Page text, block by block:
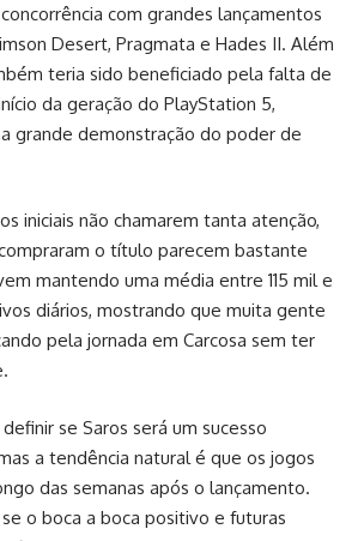
com grandes lançamentos
Desert, Pragmata e Hades II. Além
teria sido beneficiado pela falta de
da geração do PlayStation 5,
grande demonstração do poder de
iniciais não chamarem tanta atenção,
o título parecem bastante
mantendo uma média entre 115 mil e
diários, mostrando que muita gente
pela jornada em Carcosa sem ter
se Saros será um sucesso
a tendência natural é que os jogos
das semanas após o lançamento.
o boca a boca positivo e futuras